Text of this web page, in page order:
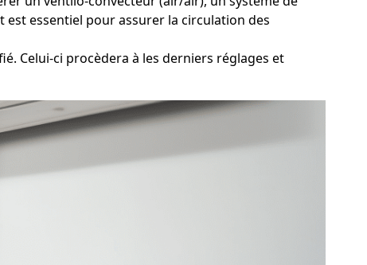
essentiel pour assurer la circulation des
Celui-ci procèdera à les derniers réglages et